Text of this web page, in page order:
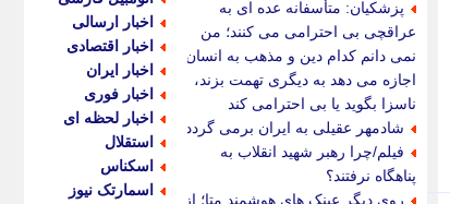
پزشکیان: متأسفانه عده ای به
عراقچی بی احترامی می کنند؛ من
نمی دانم کدام دین و مذهب به انسان
اجازه می دهد به دیگری تهمت بزند،
ناسزا بگوید یا بی احترامی کند
شادمهر عقیلی به ایران برمی گردد؟
فیلم/چرا رهبر شهید انقلاب به
پناهگاه نرفتند؟
روی دیگر عینک های هوشمند متا؛ از
اخبار ارسالی
اخبار اقتصادی
اخبار ایران
اخبار فوری
اخبار لحظه ای
استقلال
اسکناس
اسمارتک نیوز